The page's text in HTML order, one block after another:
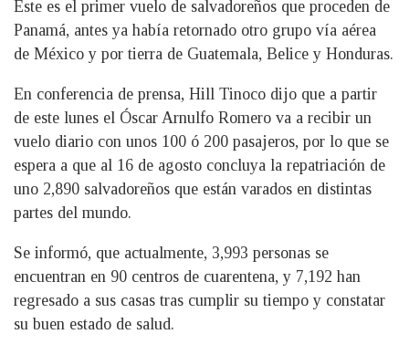
Este es el primer vuelo de salvadoreños que proceden de
Panamá, antes ya había retornado otro grupo vía aérea
de México y por tierra de Guatemala, Belice y Honduras.
En conferencia de prensa, Hill Tinoco dijo que a partir
de este lunes el Óscar Arnulfo Romero va a recibir un
vuelo diario con unos 100 ó 200 pasajeros, por lo que se
espera a que al 16 de agosto concluya la repatriación de
uno 2,890 salvadoreños que están varados en distintas
partes del mundo.
Se informó, que actualmente, 3,993 personas se
encuentran en 90 centros de cuarentena, y 7,192 han
regresado a sus casas tras cumplir su tiempo y constatar
su buen estado de salud.